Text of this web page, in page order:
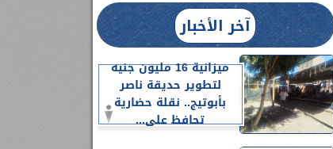
آخر الأخبار
ميزانية 16 مليون جنيه
لتطوير حديقة ناصر
بأبوتيج.. نقلة حضارية
تحافظ على...